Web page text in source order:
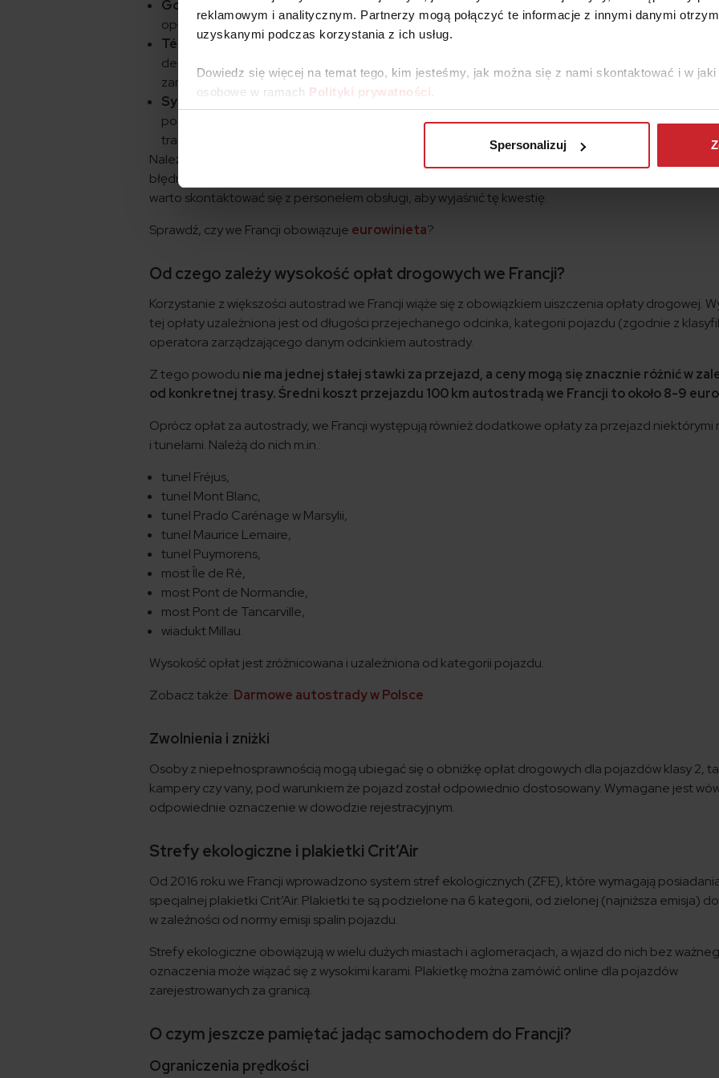
reklamowym i analitycznym. Partnerzy mogą połączyć te informacje z innymi danymi
uzyskanymi podczas korzystania z ich usług.
Dowiedz się więcej na temat tego, kim jesteśmy, jak można się z nami skontaktować i w
osobowe w ramach Polityki prywatności
Spersonalizuj
Gotówka/karta kredytowa– zazwyczaj płatności dokonywane są w automatach na bramkach
opłat, za pomocą gotówki lub kart kredytowych.
Télépéage– specjalny system elektronicznego poboru opłat, który umożliwia przejazd przez
dedykowane pasy bez zatrzymywania się. Wymaga to posiadania nadajnika (transpondera)
zamontowanego w pojeździe.
System free-flow
podstawie rozpoznawania tablic rejestracyjnych. Płatności można dokonać online lub w
trasie.
Należy pamiętać, że w przypadku niektórych kategorii pojazdów, takich jak kampery, wysokość może
błędnie zarejestrowana przez automaty, co może skutkować naliczeniem wyższej stawki. W takiej
warto skontaktować się z personelem obsługi, aby wyjaśnić tę kwestię.
Sprawdź, czy we Francji obowiązuje eurowinieta?
Od czego zależy wysokość opłat drogowych we Francji?
Korzystanie z większości autostrad we Francji wiąże się z obowiązkiem uiszczenia opłaty drogowej.
tej opłaty uzależniona jest od długości przejechanego odcinka, kategorii pojazdu (zgodnie z
operatora zarządzającego danym odcinkiem autostrady.
Z tego powodu nie ma jednej stałej stawki za przejazd, a ceny mogą się znacznie różnić w
od konkretnej trasy. Średni koszt przejazdu 100 km autostradą we Francji to około 8-9
Oprócz opłat za autostrady, we Francji występują również dodatkowe opłaty za przejazd niektórymi
i tunelami. Należą do nich m.in.:
tunel Fréjus,
tunel Mont Blanc,
tunel Prado Carénage w Marsylii,
tunel Maurice Lemaire,
tunel Puymorens,
most Île de Ré,
most Pont de Normandie,
most Pont de Tancarville,
wiadukt Millau.
Wysokość opłat jest zróżnicowana i uzależniona od kategorii pojazdu.
Zobacz także: Darmowe autostrady w Polsce
Zwolnienia i zniżki
Osoby z niepełnosprawnością mogą ubiegać się o obniżkę opłat drogowych dla pojazdów klasy 2,
kampery czy vany, pod warunkiem że pojazd został odpowiednio dostosowany. Wymagane jest
odpowiednie oznaczenie w dowodzie rejestracyjnym.
Strefy ekologiczne i plakietki Crit’Air
Od 2016 roku we Francji wprowadzono system stref ekologicznych (ZFE), które wymagają
specjalnej plakietki Crit’Air. Plakietki te są podzielone na 6 kategorii, od zielonej (najniższa emisja)
w zależności od normy emisji spalin pojazdu.
Strefy ekologiczne obowiązują w wielu dużych miastach i aglomeracjach, a wjazd do nich bez
oznaczenia może wiązać się z wysokimi karami. Plakietkę można zamówić online dla pojazdów
zarejestrowanych za granicą.
O czym jeszcze pamiętać jadąc samochodem do Francji?
Ograniczenia prędkości